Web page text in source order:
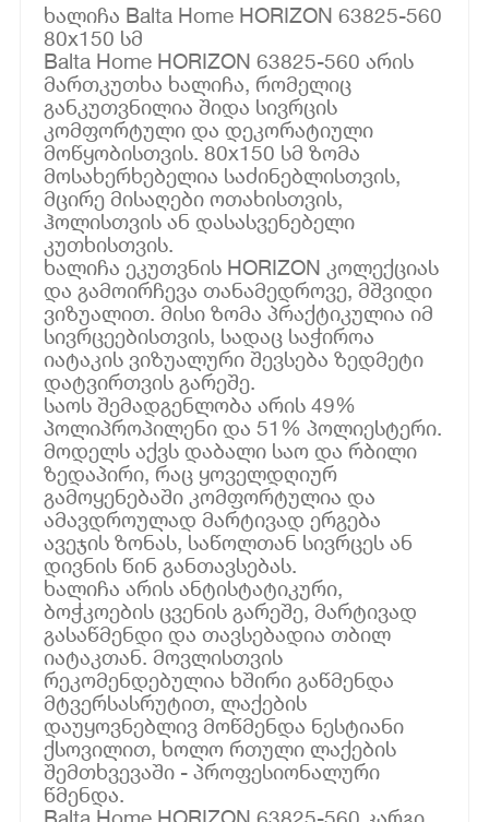
ხალიჩა Balta Home HORIZON 63825-560
80x150 სმ
Balta Home HORIZON 63825-560 არის
მართკუთხა ხალიჩა, რომელიც
განკუთვნილია შიდა სივრცის
კომფორტული და დეკორატიული
მოწყობისთვის. 80x150 სმ ზომა
მოსახერხებელია საძინებლისთვის,
მცირე მისაღები ოთახისთვის,
ჰოლისთვის ან დასასვენებელი
კუთხისთვის.
ხალიჩა ეკუთვნის HORIZON კოლექციას
და გამოირჩევა თანამედროვე, მშვიდი
ვიზუალით. მისი ზომა პრაქტიკულია იმ
სივრცეებისთვის, სადაც საჭიროა
იატაკის ვიზუალური შევსება ზედმეტი
დატვირთვის გარეშე.
საოს შემადგენლობა არის 49%
პოლიპროპილენი და 51% პოლიესტერი.
მოდელს აქვს დაბალი საო და რბილი
ზედაპირი, რაც ყოველდღიურ
გამოყენებაში კომფორტულია და
ამავდროულად მარტივად ერგება
ავეჯის ზონას, საწოლთან სივრცეს ან
დივნის წინ განთავსებას.
ხალიჩა არის ანტისტატიკური,
ბოჭკოების ცვენის გარეშე, მარტივად
გასაწმენდი და თავსებადია თბილ
იატაკთან. მოვლისთვის
რეკომენდებულია ხშირი გაწმენდა
მტვერსასრუტით, ლაქების
დაუყოვნებლივ მოწმენდა ნესტიანი
ქსოვილით, ხოლო რთული ლაქების
შემთხვევაში - პროფესიონალური
წმენდა.
Balta Home HORIZON 63825-560 კარგი